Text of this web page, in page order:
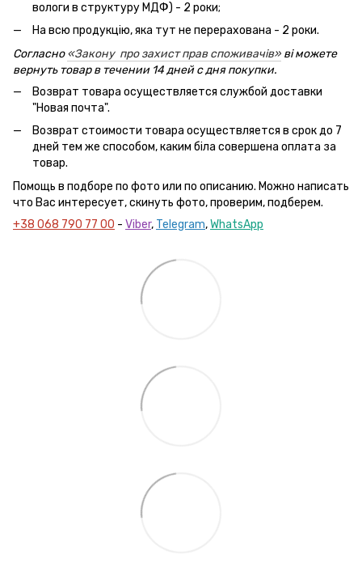
вологи в структуру МДФ) - 2 роки;
На всю продукцію, яка тут не перерахована - 2 роки.
Согласно«Закону про захист прав споживачів» ві можете
вернуть товар в течении 14 дней с дня покупки.
Возврат товара осуществляется службой доставки
"Новая почта".
Возврат стоимости товара осуществляется в срок до 7
дней тем же способом, каким біла совершена оплата за
товар.
Помощь в подборе по фото или по описанию. Можно написать
что Вас интересует, скинуть фото, проверим, подберем.
+38 068 790 77 00 - Viber, Telegram,WhatsApp